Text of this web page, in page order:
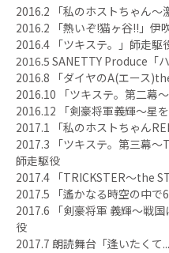
2016.2 「私のホストちゃん
2016.2 「熱いぞ!猫ヶ谷!!」伊
2016.4 「ツキステ。」師走駆
2016.5 SANETTY Produce「ハ
2016.8 「ダイヤのA(エース
2016.10 「ツキステ。第二幕
2016.12 「剣豪将軍義輝〜星
2017.1 「私のホストちゃん
2017.3 「ツキステ。第三幕〜
師走駆役
2017.4 「TRICKSTER〜the
2017.5 「遙かなる時空の中
2017.6 「剣豪将軍 義輝〜戦
役
2017.7 朗読舞台「逢いたくて...